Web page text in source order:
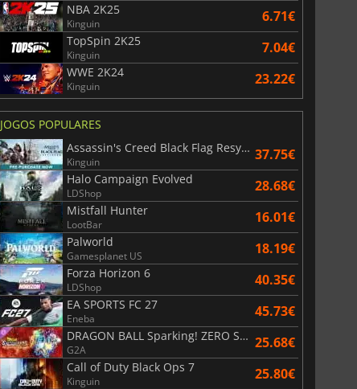
NBA 2K25
Kinguin 6.71€
TopSpin 2K25
Kinguin 7.04€
WWE 2K24
Kinguin 23.22€
JOGOS POPULARES
Assassin's Creed Black Flag Resynced
Kinguin 37.75€
Halo Campaign Evolved
LDShop 28.68€
Mistfall Hunter
LootBar 16.01€
Palworld
Gamesplanet US 18.19€
Forza Horizon 6
LDShop 40.35€
EA SPORTS FC 27
Eneba 45.73€
DRAGON BALL Sparking! ZERO Super Limit Breaking NEO
G2A 25.68€
Call of Duty Black Ops 7
Kinguin 25.80€